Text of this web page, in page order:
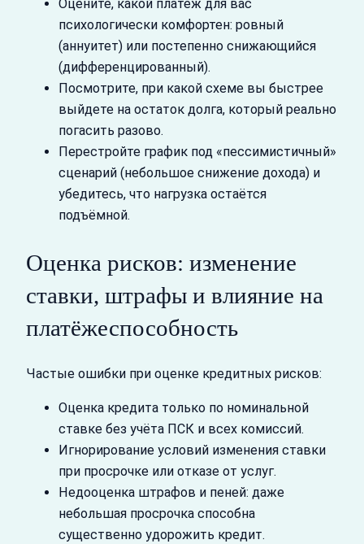
Оцените, какой платёж для вас
психологически комфортен: ровный
(аннуитет) или постепенно снижающийся
(дифференцированный).
Посмотрите, при какой схеме вы быстрее
выйдете на остаток долга, который реально
погасить разово.
Перестройте график под «пессимистичный»
сценарий (небольшое снижение дохода) и
убедитесь, что нагрузка остаётся
подъёмной.
Оценка рисков: изменение
ставки, штрафы и влияние на
платёжеспособность
Частые ошибки при оценке кредитных рисков:
Оценка кредита только по номинальной
ставке без учёта ПСК и всех комиссий.
Игнорирование условий изменения ставки
при просрочке или отказе от услуг.
Недооценка штрафов и пеней: даже
небольшая просрочка способна
существенно удорожить кредит.